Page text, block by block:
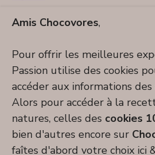
Amis Chocovores,
Pour offrir les meilleures
Passion utilise des cookies
accéder aux informations
Alors pour accéder à la
natures, celles des cookies
bien d'autres encore sur
faîtes d'abord votre choix ici
suivre